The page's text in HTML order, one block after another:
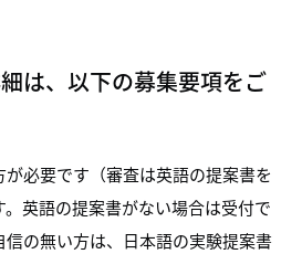
は、以下の募集要項をご
必要です（審査は英語の提案書を
英語の提案書がない場合は受付で
の無い方は、日本語の実験提案書